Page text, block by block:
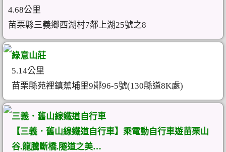
4.68公里
苗栗縣三義鄉西湖村7鄰上湖25號之8
綠意山莊
5.14公里
苗栗縣苑裡鎮蕉埔里9鄰96-5號(130縣道8K處)
三義．舊山線鐵道自行車
【三義．舊山線鐵道自行車】乘電動自行車遊苗栗山
谷.龍騰斷橋.隧道之美…